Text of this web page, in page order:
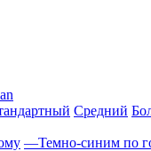
Средний
—Темно-синим по